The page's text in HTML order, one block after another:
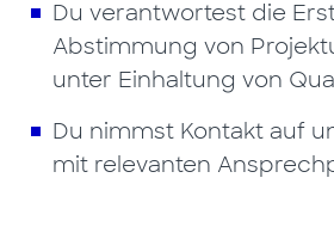
Du verantwortest die
Abstimmung von
unter Einhaltung von
Du nimmst Kontakt auf
mit relevanten